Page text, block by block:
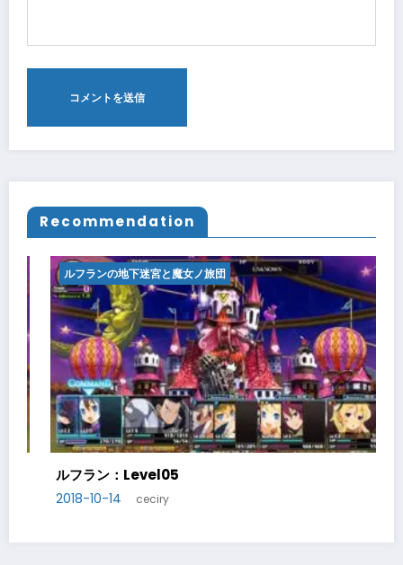
Recommendation
ルフランの地下迷宮と魔女ノ旅団
ルフラン：Level07
2018-10-21 ceciry